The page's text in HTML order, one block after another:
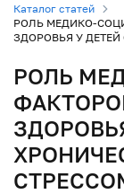
Каталог статей
РОЛЬ МЕДИКО-
ЗДОРОВЬЯ У
РОЛЬ